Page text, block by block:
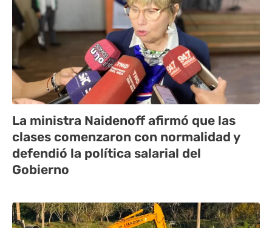
La ministra Naidenoff afirmó que las
clases comenzaron con normalidad y
defendió la política salarial del
Gobierno